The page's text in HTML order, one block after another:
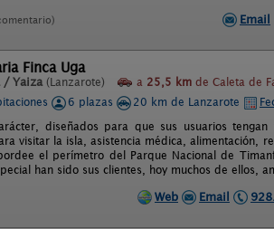
Email
Finca Uga
/ Yaiza (Lanzarote) a 25,5 km de Caleta de
6 plazas 20 km de Lanzarote
diseñados para que sus usuarios
visitar la isla, asistencia médica, alimentación,
el perímetro del Parque Nacional de
han sido sus clientes, hoy muchos de ellos,
Web
Email